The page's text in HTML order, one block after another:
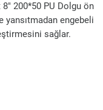
200*50 PU Dolgu ön
yansıtmadan engebeli
sağlar.